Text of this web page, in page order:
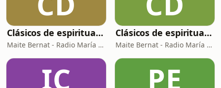
&#39;Espanto&#39; podcast de Indrid
en
Clásicos de espiritualidad: El arte de aprovechar nuestras faltas
Maite Bernat - Radio María España
Clásicos de espiritualidad: El combate espiritual
Maite Bernat - Radio María ESP
IC PE